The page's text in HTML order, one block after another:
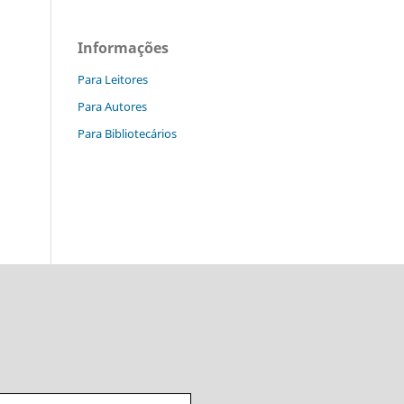
Informações
Para Leitores
Para Autores
Para Bibliotecários